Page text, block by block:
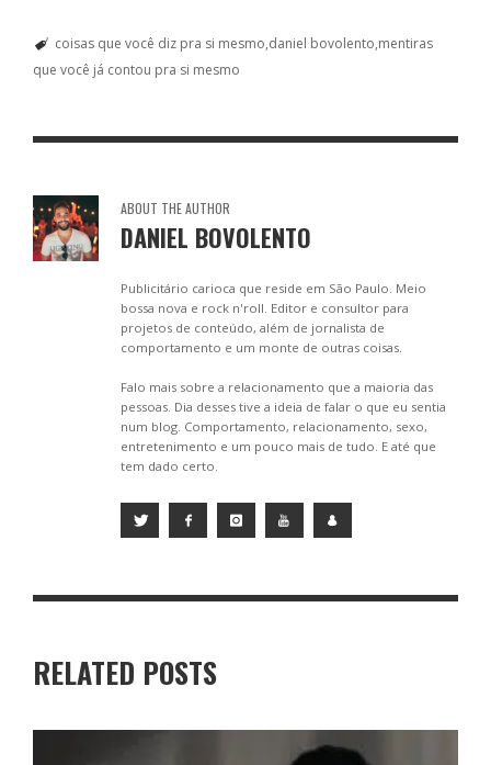
b
o
e
g
ai
l s
p
ar
e
coisas que você diz pra si mesmo daniel bovolento mentiras
que você já contou pra si mesmo
ABOUT THE AUTHOR
DANIEL BOVOLENTO
Publicitário carioca que reside em São Paulo. Meio
bossa nova e rock n'roll. Editor e consultor para
projetos de conteúdo, além de jornalista de
comportamento e um monte de outras coisas.
Falo mais sobre a relacionamento que a maioria das
pessoas. Dia desses tive a ideia de falar o que eu sentia
num blog. Comportamento, relacionamento, sexo,
entretenimento e um pouco mais de tudo. E até que
tem dado certo.
RELATED POSTS